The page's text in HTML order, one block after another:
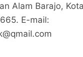
Alam Barajo,
E-mail: